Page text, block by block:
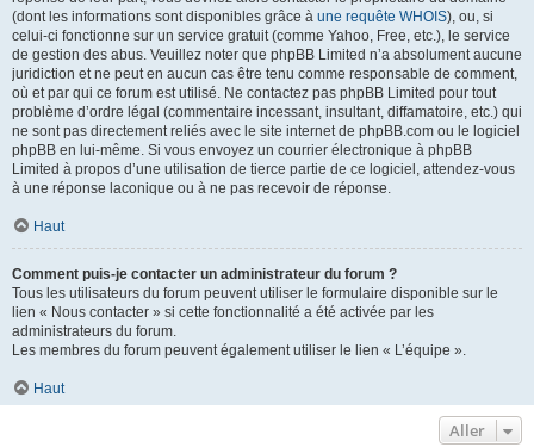
(dont les informations sont disponibles grâce à une requête WHOIS), ou, si
celui-ci fonctionne sur un service gratuit (comme Yahoo, Free, etc.), le service
de gestion des abus. Veuillez noter que phpBB Limited n’a absolument aucune
juridiction et ne peut en aucun cas être tenu comme responsable de comment,
où et par qui ce forum est utilisé. Ne contactez pas phpBB Limited pour tout
problème d’ordre légal (commentaire incessant, insultant, diffamatoire, etc.) qui
ne sont pas directement reliés avec le site internet de phpBB.com ou le logiciel
phpBB en lui-même. Si vous envoyez un courrier électronique à phpBB
Limited à propos d’une utilisation de tierce partie de ce logiciel, attendez-vous
à une réponse laconique ou à ne pas recevoir de réponse.
Haut
Comment puis-je contacter un administrateur du forum ?
Tous les utilisateurs du forum peuvent utiliser le formulaire disponible sur le
lien « Nous contacter » si cette fonctionnalité a été activée par les
administrateurs du forum.
Les membres du forum peuvent également utiliser le lien « L’équipe ».
Haut
Aller